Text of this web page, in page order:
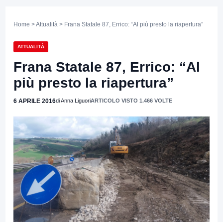
Home >Attualità > Frana Statale 87, Errico: “Al più presto la riapertura”
ATTUALITÀ
Frana Statale 87, Errico: “Al
più presto la riapertura”
6 APRILE 2016di Anna LiguoriARTICOLO VISTO 1.466 VOLTE